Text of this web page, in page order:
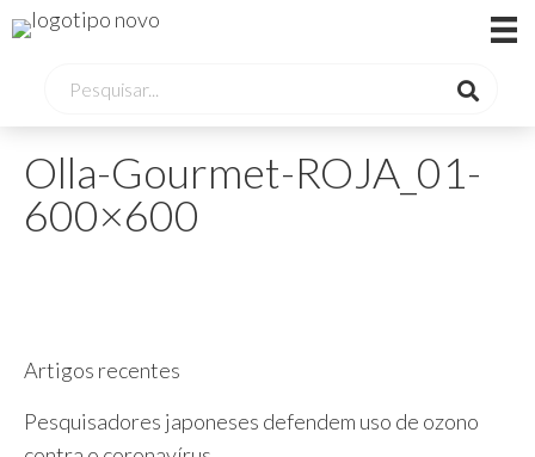
Olla-Gourmet-ROJA_01-
600×600
Artigos recentes
Pesquisadores japoneses defendem uso de ozono